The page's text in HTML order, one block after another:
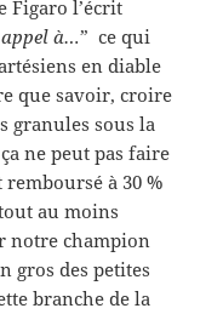
Figaro l’écrit
appel à…” ce qui
en diable
que savoir, croire
granules sous la
ne peut pas faire
remboursé à 30 %
au moins
notre champion
gros des petites
branche de la